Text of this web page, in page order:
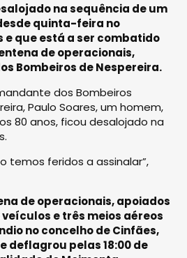
na sequência de um
quinta-feira no
e que está a ser combatido
de operacionais,
Bombeiros de Nespereira.
dos Bombeiros
Paulo Soares, um homem,
80 anos, ficou desalojado na
temos feridos a assinalar”,
de operacionais, apoiados
e três meios aéreos
no concelho de Cinfães,
deflagrou pelas 18:00 de